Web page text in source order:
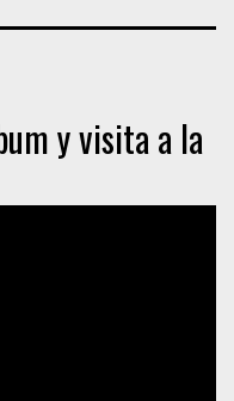
y visita a la